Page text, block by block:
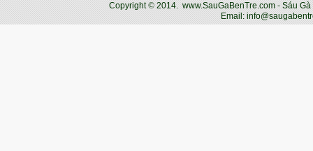
Copyright© 2014. www.SauGaBenTre.com - Sáu
Email: